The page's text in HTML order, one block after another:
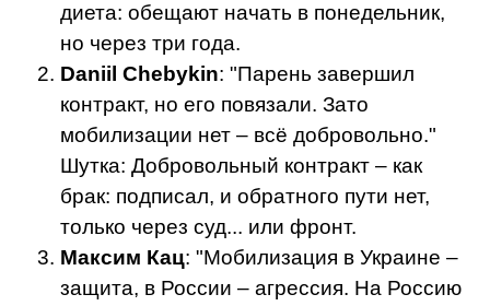
диета: обещают начать в понедельник,
но через три года.
Daniil Chebykin: "Парень завершил
контракт, но его повязали. Зато
мобилизации нет – всё добровольно."
Шутка: Добровольный контракт – как
брак: подписал, и обратного пути нет,
только через суд... или фронт.
Максим Кац: "Мобилизация в Украине –
защита, в России – агрессия. На Россию